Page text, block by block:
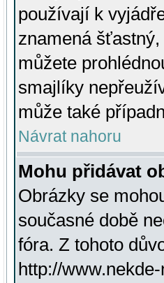
používají k
znamená
můžete
smajlíky
může také
Návrat nahoru
Mohu přidávat
Obrázky se
současné době
fóra. Z tohoto
http://